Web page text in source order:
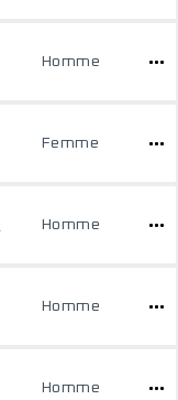
Homme
Femme
Homme
Homme
Homme